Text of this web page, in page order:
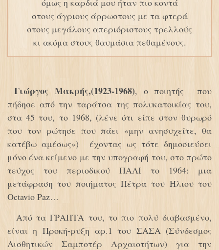
στους άγριους άρρωστους με τα φτερά
στους μεγάλους απεριόριστους τρελλούς
κι ακόμα στους θαυμάσια πεθαμένους.
Γιώργος Μακρής,(1923-1968), ο ποιητής που
πήδησε από την ταράτσα της πολυκατοικίας του,
στα 45 του, το 1968, (λένε ότι είπε στον θυρωρό
που τον ρώτησε που πάει «μην ανησυχείτε, θα
κατέβω αμέσως») έχοντας ως τότε δημοσιεύσει
μόνο ένα κείμενο με την υπογραφή του, στο πρώτο
τεύχος του περιοδικού ΠΑΛΙ το 1964: μια
μετάφραση του ποιήματος Πέτρα του Ήλιου του
Octavio Paz…
Από τα ΓΡΑΠΤΑ του, το πιο πολύ διαβασμένο,
είναι η Προκή-ρυξη αρ.1 του ΣΑΣΑ (Σύνδεσμος
Αισθητικών Σαμποτέρ Αρχαιοτήτων) για την